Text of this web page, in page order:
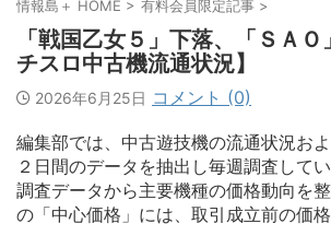
情報島＋ HOME > 有料会員限定記事 >
「戦国乙女５」下落、「ＳＡ
チスロ中古機流通状況】
2026年6月25日 コメント (0)
編集部では、中古遊技機の流通状況お
２日間のデータを抽出し毎週調査して
調査データから主要機種の価格動向を
の「中心価格」には、取引成立前の価格